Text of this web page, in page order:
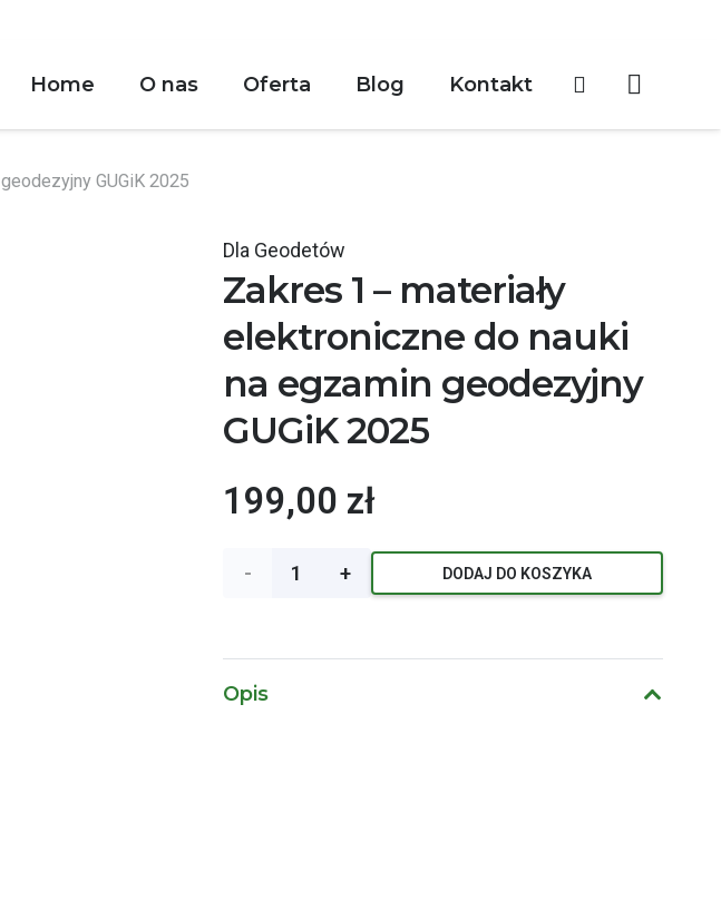
Home O nas Oferta Blog Kontakt
GUGiK 2025
Dla Geodetów
Zakres 1 – materiały
elektroniczne do nauki
na egzamin geodezyjny
GUGiK 2025
199,00 zł
ilość DODAJ DO KOSZYKA
Opis